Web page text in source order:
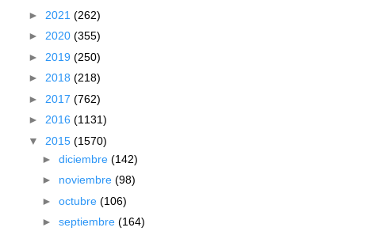
► 2021 (262)
► 2020 (355)
► 2019 (250)
► 2018 (218)
► 2017 (762)
► 2016 (1131)
▼ 2015 (1570)
► diciembre (142)
► noviembre (98)
► octubre (106)
► septiembre (164)